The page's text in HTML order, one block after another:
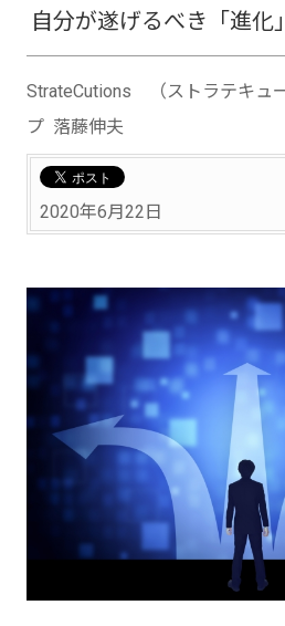
自分が遂げるべき「進化
StrateCutions （ストラテキュ
プ 落藤伸夫
2020年6月22日